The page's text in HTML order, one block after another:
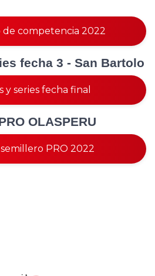
competencia 2022
fecha 3 - San Bartolo
y series fecha final
OLASPERU
PRO 2022